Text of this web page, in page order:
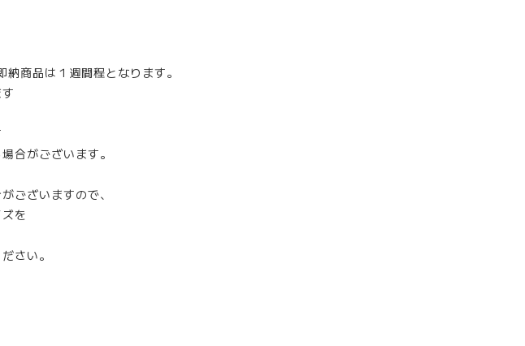
商品は１週間程となります。
合がございます。
ございますので、
を
さい。